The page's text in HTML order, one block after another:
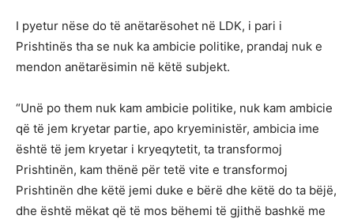
I pyetur nëse do të anëtarësohet në LDK, i pari i
Prishtinës tha se nuk ka ambicie politike, prandaj nuk e
mendon anëtarësimin në këtë subjekt.
“Unë po them nuk kam ambicie politike, nuk kam ambicie
që të jem kryetar partie, apo kryeministër, ambicia ime
është të jem kryetar i kryeqytetit, ta transformoj
Prishtinën, kam thënë për tetë vite e transformoj
Prishtinën dhe këtë jemi duke e bërë dhe këtë do ta bëjë,
dhe është mëkat që të mos bëhemi të gjithë bashkë me